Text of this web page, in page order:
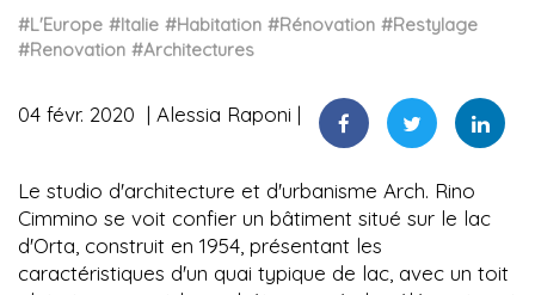
#L'Europe #Italie #Habitation #Rénovation #Restylage
#Renovation #Architectures
04 févr. 2020 Alessia Raponi
Le studio d'architecture et d'urbanisme Arch. Rino
Cimmino se voit confier un bâtiment situé sur le lac
d'Orta, construit en 1954, présentant les
caractéristiques d'un quai typique de lac, avec un toit